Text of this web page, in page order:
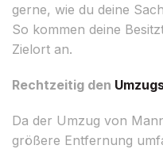
gerne, wie du deine
So kommen deine
Zielort an.
Rechtzeitig den
Da der Umzug von
größere Entfernung